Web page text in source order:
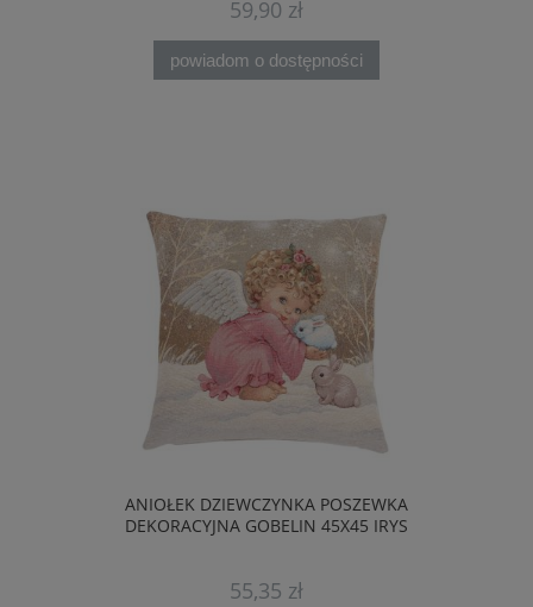
59,90 zł
powiadom o dostępności
ANIOŁEK DZIEWCZYNKA POSZEWKA
DEKORACYJNA GOBELIN 45X45 IRYS
55,35 zł